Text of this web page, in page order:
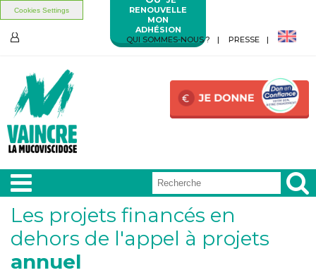
Cookies Settings
Aller au contenu principal
Aller au menu principal
RENOUVELLE
MON
ADHÉSION
QUI SOMMES-NOUS ?
PRESSE
A LA
Les projets financés en
dehors de l'appel à projets
annuel